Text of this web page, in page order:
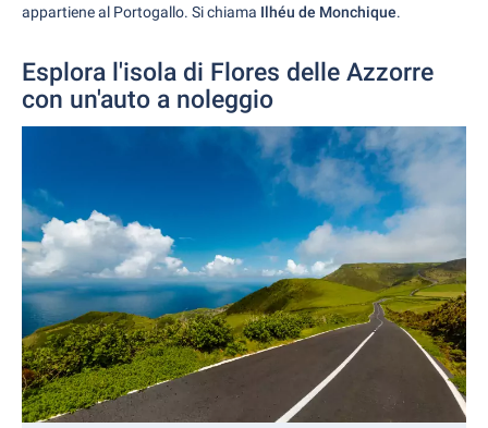
appartiene al Portogallo. Si chiama Ilhéu de Monchique.
Esplora l'isola di Flores delle Azzorre
con un'auto a noleggio